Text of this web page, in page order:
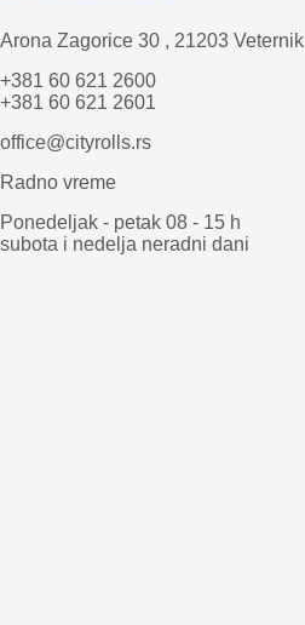
Arona Zagorice 30 , 21203 Veternik
+381 60 621 2600
+381 60 621 2601
office@cityrolls.rs
Radno vreme
Ponedeljak - petak 08 - 15 h
subota i nedelja neradni dani